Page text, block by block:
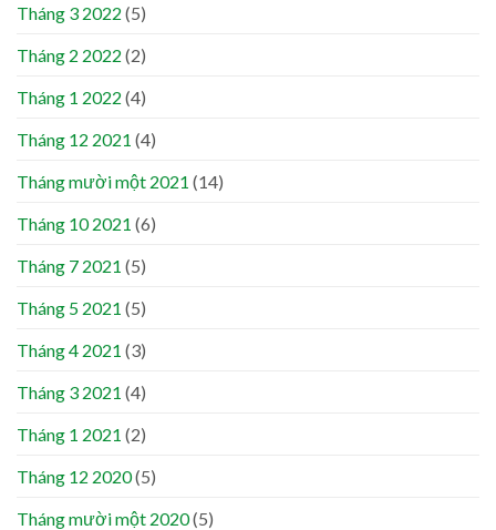
Tháng 3 2022 (5)
Tháng 2 2022 (2)
Tháng 1 2022 (4)
Tháng 12 2021 (4)
Tháng mười một 2021 (14)
Tháng 10 2021 (6)
Tháng 7 2021 (5)
Tháng 5 2021 (5)
Tháng 4 2021 (3)
Tháng 3 2021 (4)
Tháng 1 2021 (2)
Tháng 12 2020(5)
Tháng mười một 2020(5)